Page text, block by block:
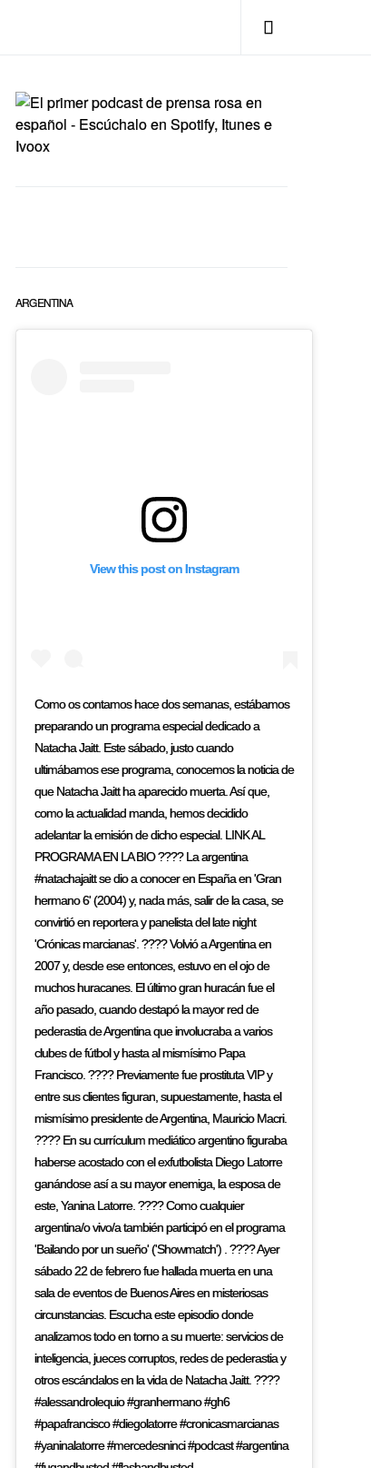
ARGENTINA
View this post on Instagram
Como os contamos hace dos semanas, estábamos
preparando un programa especial dedicado a
Natacha Jaitt. Este sábado, justo cuando
ultimábamos ese programa, conocemos la noticia de
que Natacha Jaitt ha aparecido muerta. Así que,
como la actualidad manda, hemos decidido
adelantar la emisión de dicho especial. LINK AL
PROGRAMA EN LA BIO ???? La argentina
#natachajaitt se dio a conocer en España en 'Gran
hermano 6' (2004) y, nada más, salir de la casa, se
convirtió en reportera y panelista del late night
'Crónicas marcianas'. ???? Volvió a Argentina en
2007 y, desde ese entonces, estuvo en el ojo de
muchos huracanes. El último gran huracán fue el
año pasado, cuando destapó la mayor red de
pederastia de Argentina que involucraba a varios
clubes de fútbol y hasta al mismísimo Papa
Francisco. ???? Previamente fue prostituta VIP y
entre sus clientes figuran, supuestamente, hasta el
mismísimo presidente de Argentina, Mauricio Macri.
???? En su currículum mediático argentino figuraba
haberse acostado con el exfutbolista Diego Latorre
ganándose así a su mayor enemiga, la esposa de
este, Yanina Latorre. ???? Como cualquier
argentina/o vivo/a también participó en el programa
'Bailando por un sueño' ('Showmatch') . ???? Ayer
sábado 22 de febrero fue hallada muerta en una
sala de eventos de Buenos Aires en misteriosas
circunstancias. Escucha este episodio donde
analizamos todo en torno a su muerte: servicios de
inteligencia, jueces corruptos, redes de pederastia y
otros escándalos en la vida de Natacha Jaitt. ????
#alessandrolequio #granhermano #gh6
#papafrancisco #diegolatorre #cronicasmarcianas
#yaninalatorre #mercedesninci #podcast #argentina